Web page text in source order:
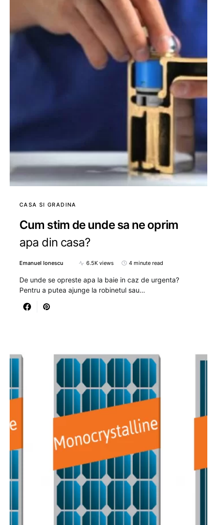
CASA SI GRADINA
Cum stim de unde sa ne oprim
apa din casa?
Emanuel Ionescu 6.5K views 4 minute read
De unde se opreste apa la baie in caz de urgenta?
Pentru a putea ajunge la robinetul sau…